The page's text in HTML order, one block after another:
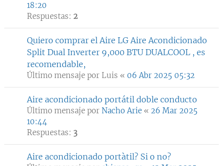
18:20
Respuestas: 2
Quiero comprar el Aire LG Aire Acondicionado
Split Dual Inverter 9,000 BTU DUALCOOL , es
recomendable,
Último mensaje por Luis « 06 Abr 2025 05:32
Aire acondicionado portátil doble conducto
Último mensaje por Nacho Arie « 26 Mar 2025
10:44
Respuestas: 3
Aire acondicionado portàtil? Si o no?